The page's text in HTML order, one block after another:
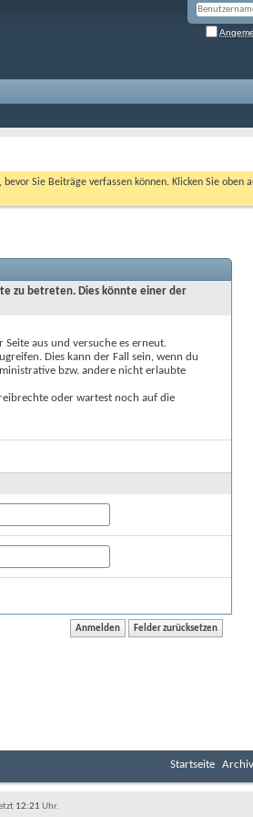
, bevor Sie Beiträge verfassen können. Klicken Sie
zu betreten. Dies könnte einer der
aus und versuche es erneut.
Dies kann der Fall sein, wenn du
bzw. andere nicht erlaubte
oder wartest noch auf die
Startseite Archiv
12:21 Uhr.